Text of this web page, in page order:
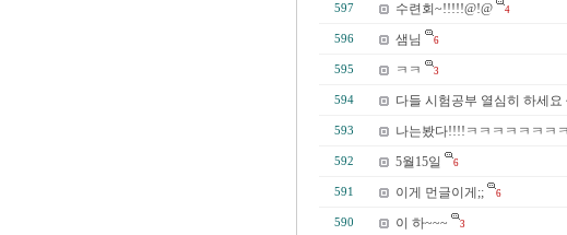
597 수련회~!!!!!@!@ 4
596 샘님 6
595 ㅋㅋ 3
594 다들 시험공부 열심히 하세요
593 나는봤다!!!!ㅋㅋㅋㅋㅋㅋㅋ
592 5월15일 6
591 이게 먼글이게;; 6
590 이 하~~~ 3